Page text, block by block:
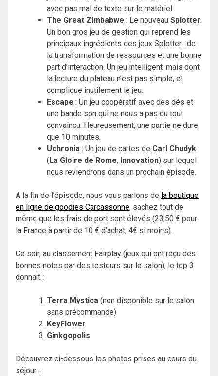
avec pas mal de texte sur le matériel.
The Great Zimbabwe : Le nouveau Splotter.
Un bon gros jeu de gestion qui reprend les
principaux ingrédients des jeux Splotter : de
la transformation de ressources et une bonne
part d’interaction. Un jeu intelligent, mais dont
la lecture du plateau n’est pas simple, et
complique inutilement le jeu.
Escape : Un jeu coopératif avec des dés et
une bande son qui ne nous a pas du tout
convaincu. Heureusement, une partie ne dure
que 10 minutes.
Uchronia : Un jeu de cartes de Carl Chudyk
( La Gloire de Rome, Innovation) sur lequel
nous reviendrons dans un prochain épisode.
A la fin de l’épisode, nous vous parlons de la boutique
en ligne de goodies Carcassonne, sachez tout de
même que les frais de port sont élevés (23,50 € pour
la France à partir de 10 € d’achat, 4€ si moins).
Ce soir, au classement Fairplay (jeux qui ont reçu des
bonnes notes par des testeurs sur le salon), le top 3
donnait :
Terra Mystica (non disponible sur le salon
sans précommande)
KeyFlower
Ginkgopolis
Découvrez ci-dessous les photos prises au cours du
séjour :